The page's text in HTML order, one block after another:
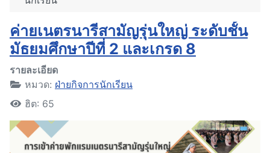
ค่ายเนตรนารีสามัญรุ่นใหญ่ ระดับชั้น
มัธยมศึกษาปีที่ 2 และเกรด 8
รายละเอียด
หมวด: ฝ่ายกิจการนักเรียน
ฮิต: 65